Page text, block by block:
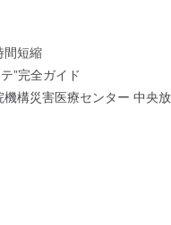
間短縮
”完全ガイド
構災害医療センター 中央